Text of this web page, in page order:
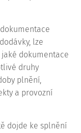
lze
dokumentace
druhy
plnění,
a provozní
dojde ke splnění